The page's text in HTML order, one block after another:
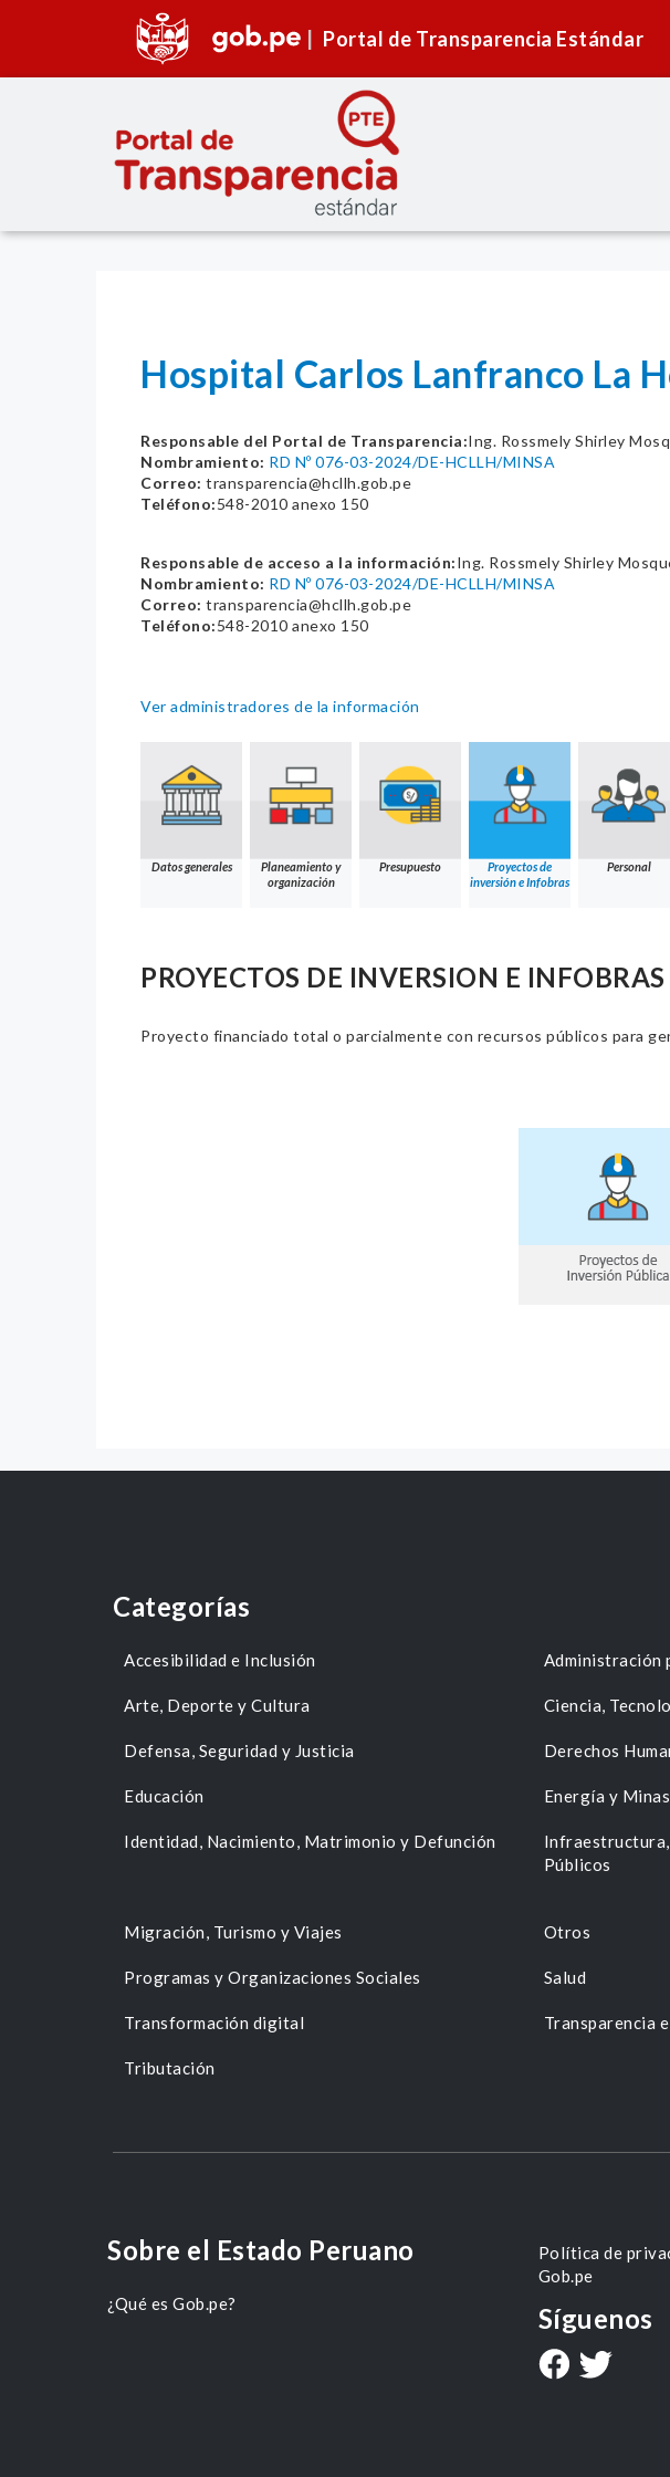
Portal de Transparencia Estándar
Hospital Carlos Lanfranco La
Responsable del Portal de Transparencia:Ing. Rossmely Shirley
Nombramiento: RD Nº 076-03-2024/DE-HCLLH/MINSA
Correo: transparencia@hcllh.gob.pe
Teléfono:548-2010 anexo 150
Responsable de acceso a la información:Ing. Rossmely Shirley
Nombramiento: RD Nº 076-03-2024/DE-HCLLH/MINSA
Correo: transparencia@hcllh.gob.pe
Teléfono:548-2010 anexo 150
Ver administradores de la información
Datos generales
Planeamiento y
organización
Presupuesto
Proyectos de
inversión e Infobras
Personal
PROYECTOS DE INVERSION E INFOBRAS
Proyecto financiado total o parcialmente con recursos públicos para
Categorías
Accesibilidad e Inclusión Administración
Arte, Deporte y Cultura Ciencia,
Defensa, Seguridad y Justicia Derechos
Educación Energía y Minas
Identidad, Nacimiento, Matrimonio y Defunción
Infraestructura,
Públicos
Migración, Turismo y Viajes Otros
Programas y Organizaciones Sociales Salud
Transformación digital Transparencia
Tributación
Sobre el Estado Peruano
¿Qué es Gob.pe?
Política de
Gob.pe
Síguenos